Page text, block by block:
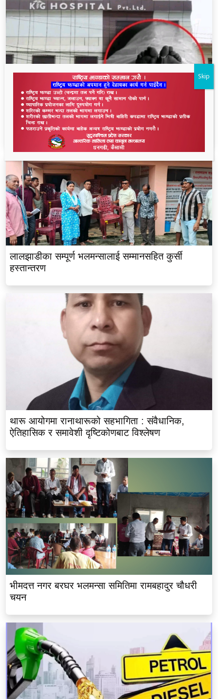
धनगढीको के जी अस्पतालमा मृत्यु प्रकरण: २२ लाखमा
केस रफादफा
लालझाडीका सम्पूर्ण भलमन्सालाई सम्मानसहित कुर्सी
हस्तान्तरण
थारू आयोगमा रानाथारूको सहभागिता : संवैधानिक,
ऐतिहासिक र समावेशी दृष्टिकोणबाट विश्लेषण
भीमदत्त नगर बरघर भलमन्सा समितिमा रामबहादुर चौधरी
चयन
Skip